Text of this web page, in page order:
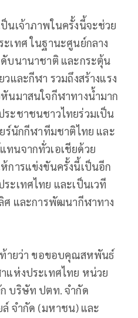
นเจ้าภาพในครั้งนี้จะช่วย
เทศ ในฐานะศูนย์กลาง
บนานาชาติ และกระตุ้น
และกีฬา รวมถึงสร้างแรง
นมาสนใจกีฬาทางน้ำมาก
ะชาชนชาวไทยร่วมเป็น
ร์นักกีฬาทีมชาติไทย และ
นจากทั่วเอเชียด้วย
การแข่งขันครั้งนี้เป็นอีก
ะเทศไทย และเป็นเวที
ศ และการพัฒนากีฬาทาง
ท้ายว่า ขอขอบคุณสหพันธ์
แห่งประเทศไทย หน่วย
บริษัท ปตท. จำกัด
จำกัด (มหาชน) และ